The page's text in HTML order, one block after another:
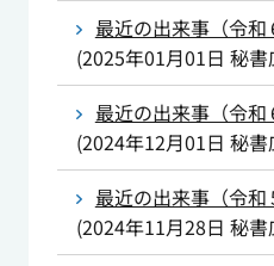
最近の出来事（令和
(2025年01月01日 秘書
最近の出来事（令和
(2024年12月01日 秘書
最近の出来事（令和
(2024年11月28日 秘書